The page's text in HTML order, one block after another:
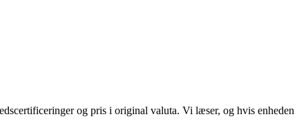
og pris i original valuta. Vi læser, og hvis enheden